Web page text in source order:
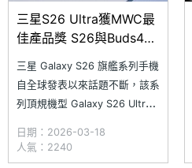
三星S26 Ultra獲MWC最
佳產品獎 S26與Buds4系
三星 Galaxy S26 旗艦系列手機
自全球發表以來話題不斷，該系
列頂規機型 Galaxy S26 Ultra
大獎（GLOMO）最佳產品獎
（Best in Show），今日
日期：2026-03-18
人氣：2240